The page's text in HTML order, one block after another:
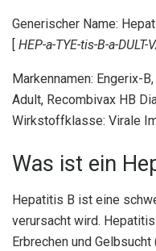
Generischer Name:
[ HEP-a-TYE-tis-B-a-DULT-
Markennamen: Engerix-
Adult, Recombivax HB
Wirkstoffklasse: Virale
Was ist ein
Hepatitis B ist eine
verursacht wird.
Erbrechen und